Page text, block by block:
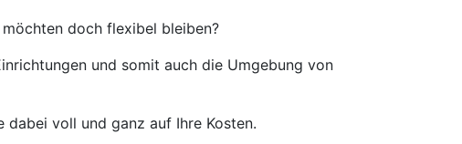
doch flexibel bleiben?
und somit auch die Umgebung von
dabei voll und ganz auf Ihre Kosten.